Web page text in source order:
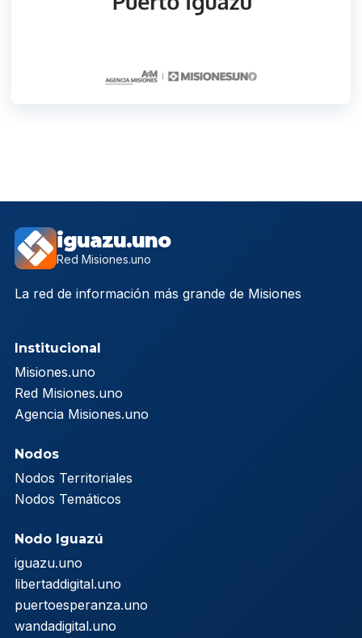
iguazu.uno
Red Misiones.uno
La red de información más grande de Misiones
Institucional
Misiones.uno
Red Misiones.uno
Agencia Misiones.uno
Nodos
Nodos Territoriales
Nodos Temáticos
Nodo Iguazú
iguazu.uno
libertaddigital.uno
puertoesperanza.uno
wandadigital.uno